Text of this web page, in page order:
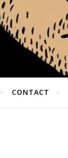
CONTACT